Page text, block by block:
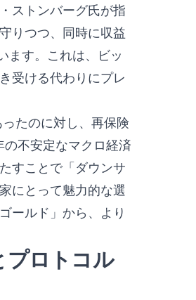
ストンバーグ氏が指
りつつ、同時に収益
ます。これは、ビッ
受ける代わりにプレ
たのに対し、再保険
不安定なマクロ経済
すことで「ダウンサ
にとって魅力的な選
ールド」から、より
ロトコル